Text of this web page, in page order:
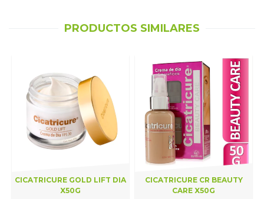
PRODUCTOS SIMILARES
CICATRICURE GOLD LIFT DIA
X50G
CICATRICURE CR BEAUTY
CARE X50G